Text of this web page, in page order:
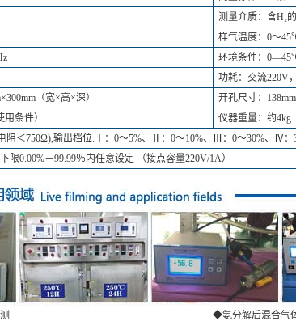
测量介质：含H₂
样气温度：0～
环境条件：
功耗：交流220V
（宽×高×深）
开孔尺寸：
条件）
仪器重量：约4kg
阻＜750Ω),输出档位:Ⅰ：0～5%、Ⅱ：0～10%、Ⅲ：0～30%、Ⅳ：
0.00%－99.99％内任意设定 （接点容量220V/1A）
◆氨分解后混合气